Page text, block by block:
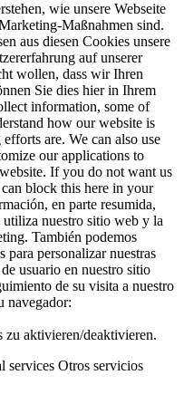
wie unsere Webseite
Maßnahmen sind.
aus diesen Cookies unsere
auf unserer
wollen, dass wir Ihren
Sie dies hier in Ihrem
information, some of
how our website is
are. We can also use
our applications to
If you do not want us
block this here in your
en parte resumida,
utiliza nuestro sitio web y la
También podemos
personalizar nuestras
usuario en nuestro sitio
de su visita a nuestro
navegador:
aktivieren/deaktivieren.
services Otros servicios